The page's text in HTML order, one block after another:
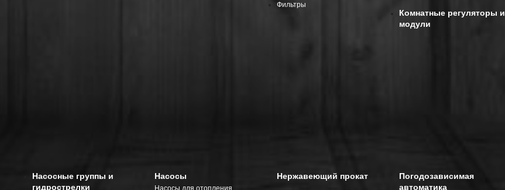
Фильтры
Комнатные регуляторы и
модули
Насосные группы и
гидрострелки
Насосы Нержавеющий прокат Погодозависимая
автоматика